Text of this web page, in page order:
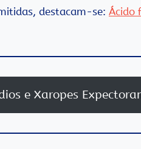
destacam-se: Ácido
e Xaropes